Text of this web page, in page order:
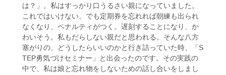
は？」。私はすっかり口うるさい親になっていました。
これではいけない、でも定期券を忘れれば朝練も出られ
なくなり、ペナルティがつく。遅刻することになり、か
わいそう。私もだらしない親だと思われる。そんな八方
塞がりの、どうしたらいいのかと行き詰っていた時、「S
TEP勇気づけセミナー」と出会ったのです。その実践の
中で、私は娘と忘れ物をしないための話し合いをしまし